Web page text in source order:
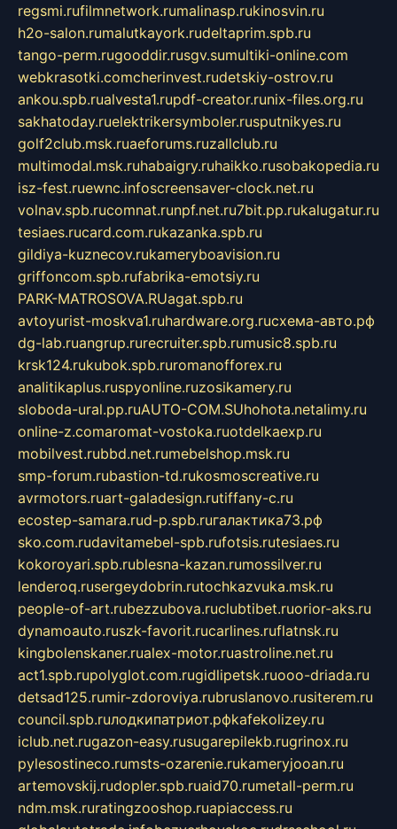
regsmi.rufilmnetwork.rumalinasp.rukinosvin.ru
h2o-salon.rumalutkayork.rudeltaprim.spb.ru
tango-perm.rugooddir.rusgv.sumultiki-online.com
webkrasotki.comcherinvest.rudetskiy-ostrov.ru
ankou.spb.rualvesta1.rupdf-creator.runix-files.org.ru
sakhatoday.ruelektrikersymboler.rusputnikyes.ru
golf2club.msk.ruaeforums.ruzallclub.ru
multimodal.msk.ruhabaigry.ruhaikko.rusobakopedia.ru
isz-fest.ruewnc.infoscreensaver-clock.net.ru
volnav.spb.rucomnat.runpf.net.ru7bit.pp.rukalugatur.ru
tesiaes.rucard.com.rukazanka.spb.ru
gildiya-kuznecov.rukameryboavision.ru
griffoncom.spb.rufabrika-emotsiy.ru
PARK-MATROSOVA.RUagat.spb.ru
avtoyurist-moskva1.ruhardware.org.ruсхема-авто.рф
dg-lab.ruangrup.rurecruiter.spb.rumusic8.spb.ru
krsk124.rukubok.spb.ruromanofforex.ru
analitikaplus.ruspyonline.ruzosikamery.ru
sloboda-ural.pp.ruAUTO-COM.SUhohota.netalimy.ru
online-z.comaromat-vostoka.ruotdelkaexp.ru
mobilvest.rubbd.net.rumebelshop.msk.ru
smp-forum.rubastion-td.rukosmoscreative.ru
avrmotors.ruart-galadesign.rutiffany-c.ru
ecostep-samara.rud-p.spb.ruгалактика73.рф
sko.com.rudavitamebel-spb.rufotsis.rutesiaes.ru
kokoroyari.spb.rublesna-kazan.rumossilver.ru
lenderoq.rusergeydobrin.rutochkazvuka.msk.ru
people-of-art.rubezzubova.ruclubtibet.ruorior-aks.ru
dynamoauto.ruszk-favorit.rucarlines.ruflatnsk.ru
kingbolenskaner.rualex-motor.ruastroline.net.ru
act1.spb.rupolyglot.com.rugidlipetsk.ruooo-driada.ru
detsad125.rumir-zdoroviya.rubruslanovo.rusiterem.ru
council.spb.ruлодкипатриот.рфkafekolizey.ru
iclub.net.rugazon-easy.rusugarepilekb.rugrinox.ru
pylesostineco.rumsts-ozarenie.rukameryjooan.ru
artemovskij.rudopler.spb.ruaid70.rumetall-perm.ru
ndm.msk.ruratingzooshop.ruapiaccess.ru